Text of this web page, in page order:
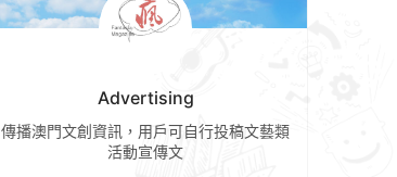
Advertising
傳播澳門文創資訊，用戶可自行投稿文藝類
活動宣傳文